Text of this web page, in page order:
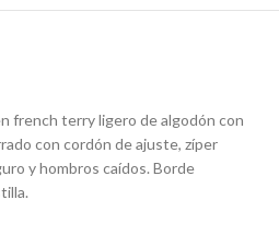
french terry ligero de algodón con
con cordón de ajuste, zíper
y hombros caídos. Borde